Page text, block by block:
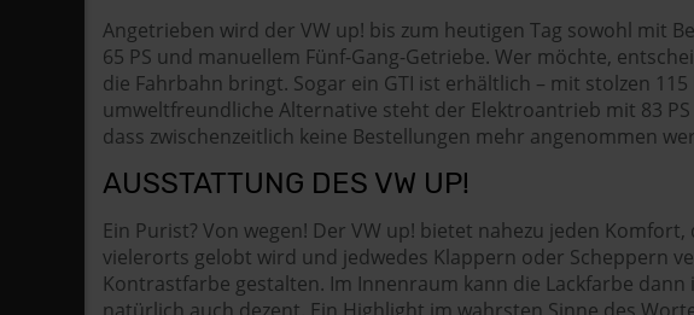
Angetrieben wird der VW up! bis zum heutigen Tag sowohl mit
65 PS und manuellem Fünf-Gang-Getriebe. Wer möchte,
die Fahrbahn bringt. Sogar ein GTI ist erhältlich – mit stolzen
umweltfreundliche Alternative steht der Elektroantrieb mit 83
dass zwischenzeitlich keine Bestellungen mehr angenommen
AUSSTATTUNG DES VW UP!
Ein Purist? Von wegen! Der VW up! bietet nahezu jeden
vielerorts gelobt wird und jedwedes Klappern oder Scheppern
Kontrastfarbe gestalten. Im Innenraum kann die Lackfarbe
natürlich auch dezent. Ein Highlight im wahrsten Sinne des